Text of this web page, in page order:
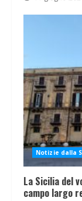
Notizie dalla
La Sicilia del
campo largo